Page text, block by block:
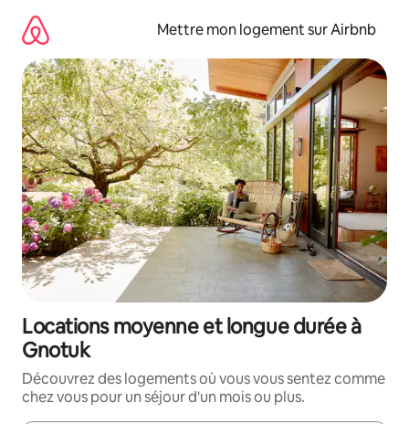
directement
contenu
Mettre mon logement sur Airbnb
Locations moyenne et longue durée à
Gnotuk
Découvrez des logements où vous vous sentez comme
chez vous pour un séjour d'un mois ou plus.